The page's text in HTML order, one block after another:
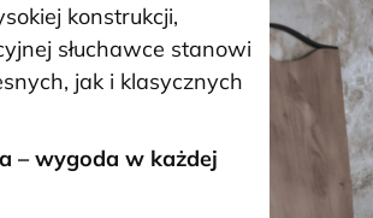
konstrukcji,
słuchawce stanowi
jak i klasycznych
– wygoda w każdej